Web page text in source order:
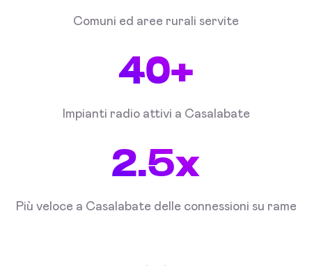
Comuni ed aree rurali servite
40+
Impianti radio attivi a Casalabate
2.5x
Più veloce a Casalabate delle connessioni su rame